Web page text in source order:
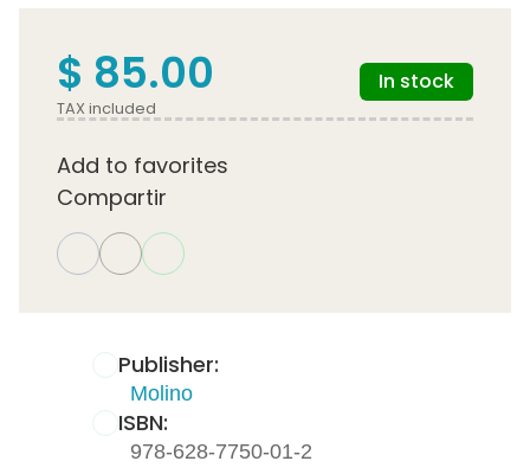
Publisher:
Molino
ISBN:
978-628-7750-01-2
$ 85.00
TAX included
In stock
Add to favorites
Compartir